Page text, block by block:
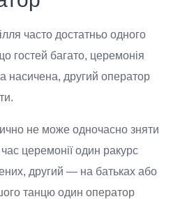
часто достатньо одного
гостей багато, церемонія
насичена, другий оператор
не може одночасно зняти
церемонії один ракурс
другий — на батьках або
танцю один оператор